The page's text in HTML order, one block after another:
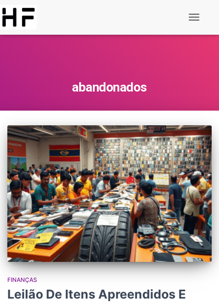
abandonados
FINANÇAS
Leilão De Itens Apreendidos E